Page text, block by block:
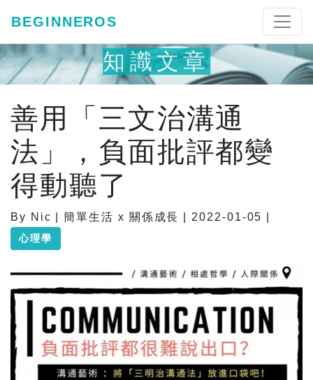
BEGINNEROS
知識文章
善用「三文治溝通
法」，負面批評都變
得動聽了
By Nic | 簡單生活 x 關係成長 | 2022-01-05 |
心理學